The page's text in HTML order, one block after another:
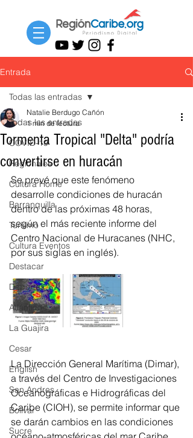
Entrada
Todas las entradas
COVID-19
Regionales
Cultura Home
Barranquilla
Turismo
Cultura Eventos
Destacar
Deportes
Atlántico
La Guajira
Cesar
English
San Andres
Bolívar
Sucre
Todas las entradas
Tormenta Tropical "Delta" podría
convertirse en huracán
Natalie Berdugo Cañón
1 min de lectura
Se prevé que este fenómeno
desarrolle condiciones de huracán
dentro de las próximas 48 horas,
según el más reciente informe del
Centro Nacional de Huracanes (NHC,
por sus siglas en inglés).
La Dirección General Marítima (Dimar),
a través del Centro de Investigaciones
Oceanográficas e Hidrográficas del
Caribe (CIOH), se permite informar que
se darán cambios en las condiciones